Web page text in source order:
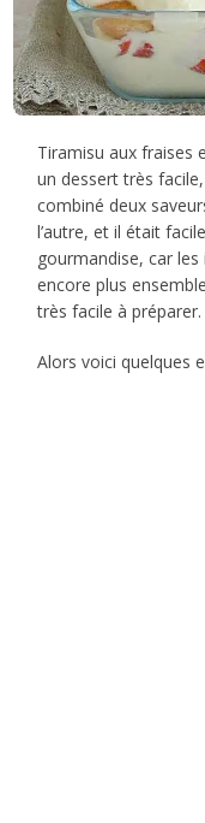
Tiramisu aux fraises
un dessert très
combiné deux
l’autre, et il était
gourmandise, car
encore plus
très facile à préparer.
Alors voici quelques